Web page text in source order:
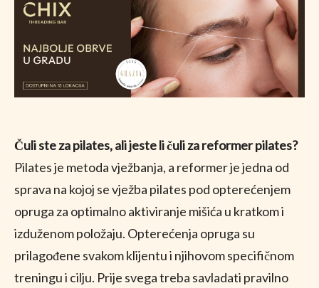
Čuli ste za pilates, ali jeste li čuli za reformer pilates?
Pilates je metoda vježbanja, a reformer je jedna od
sprava na kojoj se vježba pilates pod opterećenjem
opruga za optimalno aktiviranje mišića u kratkom i
izduženom položaju. Opterećenja opruga su
prilagođene svakom klijentu i njihovom specifičnom
treningu i cilju. Prije svega treba savladati pravilno